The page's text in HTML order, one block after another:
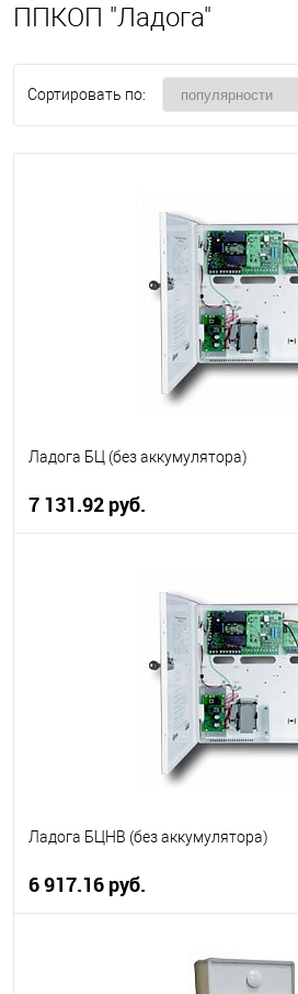
ППКОП "Ладога"
Сортировать по:
Ладога БЦ (без аккумулятора)
7 131.92 руб.
Ладога БЦНВ (без аккумулятора)
6 917.16 руб.